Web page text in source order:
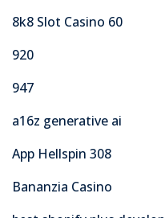
8k8 Slot Casino 60
920
947
a16z generative ai
App Hellspin 308
Bananzia Casino